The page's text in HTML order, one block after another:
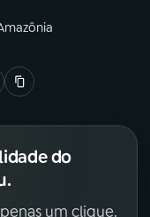
do
um clique.